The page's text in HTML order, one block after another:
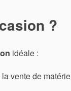
?
idéale :
vente de